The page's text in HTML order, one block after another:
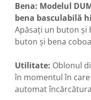
⬇ MARCI
Kuba
Ztech
Acceleratii
Acumulatori
Acumulatori 24V
Bena: Modelul
bena basculabilă
Apăsați un buton și
buton și bena
Utilitate: Oblonul
în momentul în
automat